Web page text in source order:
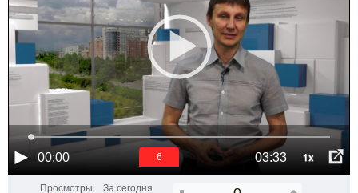
00:00 03:33 1x
6
Просмотры За сегодня